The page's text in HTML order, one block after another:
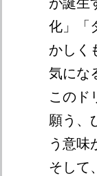
化」「
かしく
気にな
このド
願う、
う意味
そして